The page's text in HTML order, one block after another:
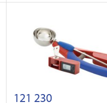
121 230